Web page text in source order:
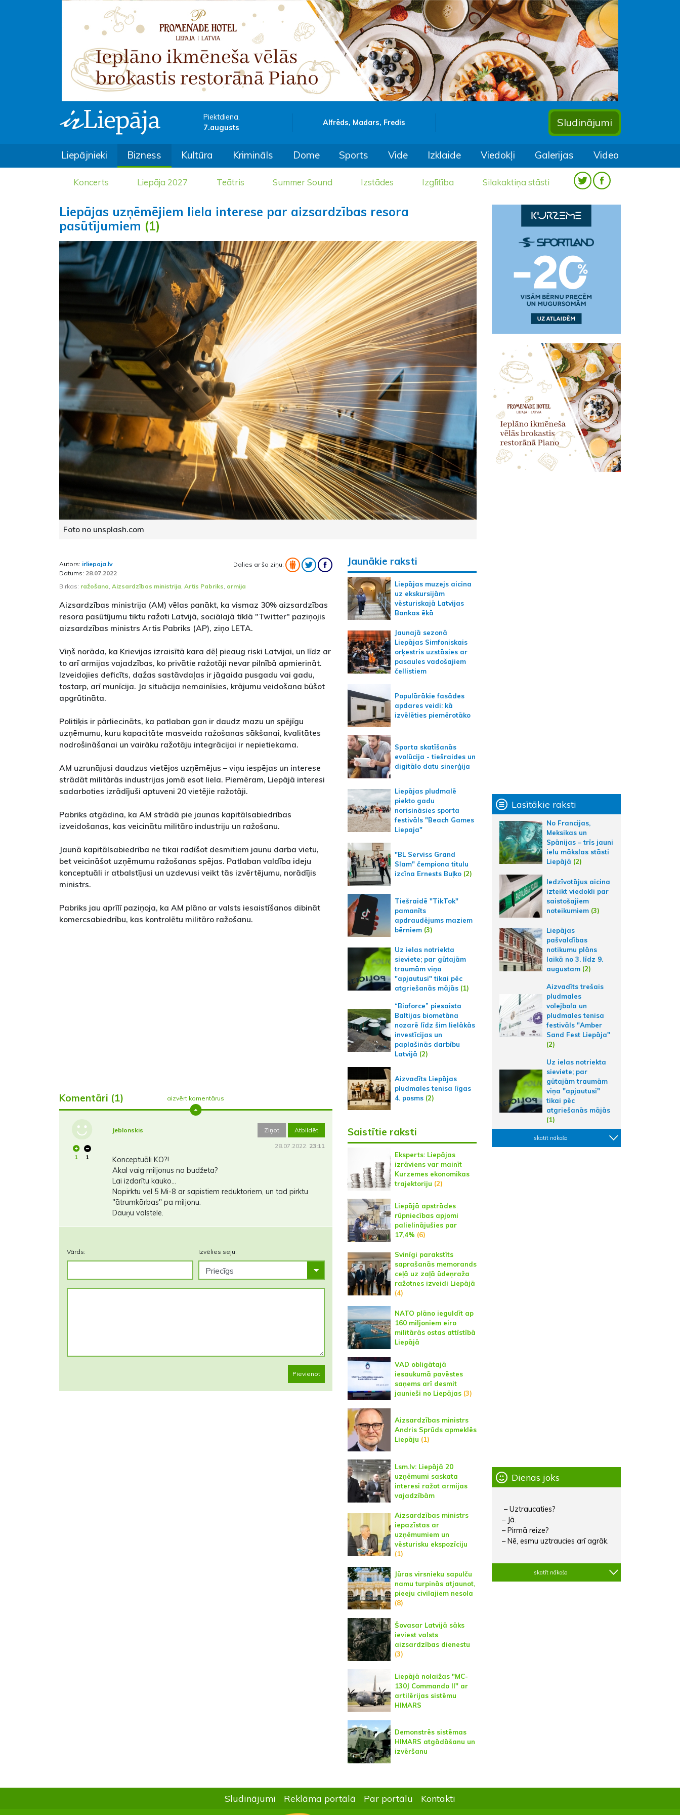
Piektdiena,
7.augusts
Alfrēds, Madars, Fredis Sludinājumi
Liepājnieki Bizness Kultūra Krimināls Dome Sports Vide Izklaide Viedokļi Galerijas Video
Koncerts Liepāja 2027 Teātris Summer Sound Izstādes Izglītība Silakaktiņa stāsti
Liepājas uzņēmējiem liela interese par aizsardzības resora
pasūtījumiem (1)
Foto no unsplash.com
Autors: irliepaja.lv
Datums: 28.07.2022
Dalies ar šo ziņu:
Birkas: ražošana, Aizsardzības ministrija, Artis Pabriks, armija
Aizsardzības ministrija (AM) vēlas panākt, ka vismaz 30% aizsardzības
resora pasūtījumu tiktu ražoti Latvijā, sociālajā tīklā "Twitter" paziņojis
aizsardzības ministrs Artis Pabriks (AP), ziņo LETA.
Viņš norāda, ka Krievijas izraisītā kara dēļ pieaug riski Latvijai, un līdz ar
to arī armijas vajadzības, ko privātie ražotāji nevar pilnībā apmierināt.
Izveidojies deficīts, dažas sastāvdaļas ir jāgaida pusgadu vai gadu,
tostarp, arī munīcija. Ja situācija nemainīsies, krājumu veidošana būšot
apgrūtināta.
Politiķis ir pārliecināts, ka patlaban gan ir daudz mazu un spējīgu
uzņēmumu, kuru kapacitāte masveida ražošanas sākšanai, kvalitātes
nodrošināšanai un vairāku ražotāju integrācijai ir nepietiekama.
AM uzrunājusi daudzus vietējos uzņēmējus – viņu iespējas un interese
strādāt militārās industrijas jomā esot liela. Piemēram, Liepājā interesi
sadarboties izrādījuši aptuveni 20 vietējie ražotāji.
Pabriks atgādina, ka AM strādā pie jaunas kapitālsabiedrības
izveidošanas, kas veicinātu militāro industriju un ražošanu.
Jaunā kapitālsabiedrība ne tikai radīšot desmitiem jaunu darba vietu,
bet veicināšot uzņēmumu ražošanas spējas. Patlaban valdība ideju
konceptuāli ir atbalstījusi un uzdevusi veikt tās izvērtējumu, norādījis
ministrs.
Pabriks jau aprīlī paziņoja, ka AM plāno ar valsts iesaistīšanos dibināt
komercsabiedrību, kas kontrolētu militāro ražošanu.
Komentāri (1) aizvērt komentārus
1 1
Jeblonskis Ziņot Atbildēt
28.07.2022. 23:11
Konceptuāli KO?!
Akal vaig miljonus no budžeta?
Lai izdarītu kauko...
Nopirktu vel 5 Mi-8 ar sapistiem reduktoriem, un tad pirktu
"ātrumkārbas" pa miljonu.
Dauņu valstele.
Vārds: Izvēlies seju:
Pievienot
Jaunākie raksti
Liepājas muzejs aicina
uz ekskursijām
vēsturiskajā Latvijas
Bankas ēkā
Jaunajā sezonā
Liepājas Simfoniskais
orķestris uzstāsies ar
pasaules vadošajiem
čellistiem
Populārākie fasādes
apdares veidi: kā
izvēlēties piemērotāko
Sporta skatīšanās
evolūcija - tiešraides un
digitālo datu sinerģija
Liepājas pludmalē
piekto gadu
norisināsies sporta
festivāls "Beach Games
Liepaja"
"BL Serviss Grand
Slam" čempiona titulu
izcīna Ernests Buļko(2)
Tiešraidē "TikTok"
pamanīts
apdraudējums maziem
bērniem(3)
Uz ielas notriekta
sieviete; par gūtajām
traumām viņa
"apjautusi" tikai pēc
atgriešanās mājās(1)
“Bioforce” piesaista
Baltijas biometāna
nozarē līdz šim lielākās
investīcijas un
paplašinās darbību
Latvijā (2)
Aizvadīts Liepājas
pludmales tenisa līgas
4. posms(2)
Saistītie raksti
Eksperts: Liepājas
izrāviens var mainīt
Kurzemes ekonomikas
trajektoriju (2)
Liepājā apstrādes
rūpniecības apjomi
palielinājušies par
17,4% (6)
Svinīgi parakstīts
saprašanās memorands
ceļā uz zaļā ūdeņraža
ražotnes izveidi Liepājā
(4)
NATO plāno ieguldīt ap
160 miljoniem eiro
militārās ostas attīstībā
Liepājā
VAD obligātajā
iesaukumā pavēstes
saņems arī desmit
jaunieši no Liepājas(3)
Aizsardzības ministrs
Andris Sprūds apmeklēs
Liepāju (1)
Lsm.lv: Liepājā 20
uzņēmumi saskata
interesi ražot armijas
vajadzībām
Aizsardzības ministrs
iepazīstas ar
uzņēmumiem un
vēsturisku ekspozīciju
(1)
Jūras virsnieku sapulču
namu turpinās atjaunot,
pieeju civilajiem nesola
(8)
Šovasar Latvijā sāks
ieviest valsts
aizsardzības dienestu
(3)
Liepājā nolaižas "MC-
130J Commando II" ar
artilērijas sistēmu
HIMARS
Demonstrēs sistēmas
HIMARS atgādāšanu un
izvēršanu
Lasītākie raksti
No Francijas,
Meksikas un
Spānijas – trīs jauni
ielu mākslas stāsti
Liepājā (2)
Iedzīvotājus aicina
izteikt viedokli par
saistošajiem
noteikumiem (3)
Liepājas
pašvaldības
notikumu plāns
laikā no 3. līdz 9.
augustam (2)
Aizvadīts trešais
pludmales
volejbola un
pludmales tenisa
festivāls "Amber
Sand Fest Liepāja"
(2)
Uz ielas notriekta
sieviete; par
gūtajām traumām
viņa "apjautusi"
tikai pēc
atgriešanās mājās
(1)
skatīt nākošo
Dienas joks
– Uztraucaties?
– Jā.
– Pirmā reize?
– Nē, esmu uztraucies arī agrāk.
skatīt nākošo
Sludinājumi Reklāma portālā Par portālu Kontakti